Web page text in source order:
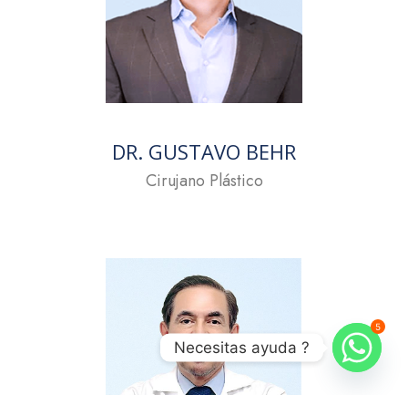
DR. GUSTAVO BEHR
Cirujano Plástico
5
Necesitas ayuda ?